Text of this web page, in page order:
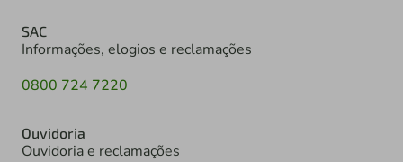
SAC
Informações, elogios e reclamações
0800 724 7220
Ouvidoria
Ouvidoria e reclamações